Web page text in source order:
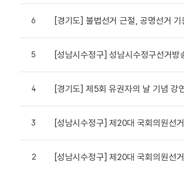
6 [경기도] 불법선거 근절, 공명선거
5 [성남시수정구] 성남시수정구선거방
4 [경기도] 제5회 유권자의 날 기념 강
3 [성남시수정구] 제20대 국회의원선
2 [성남시수정구] 제20대 국회의원선